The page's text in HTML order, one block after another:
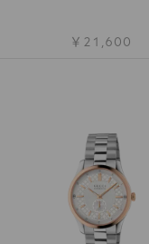
￥21,600